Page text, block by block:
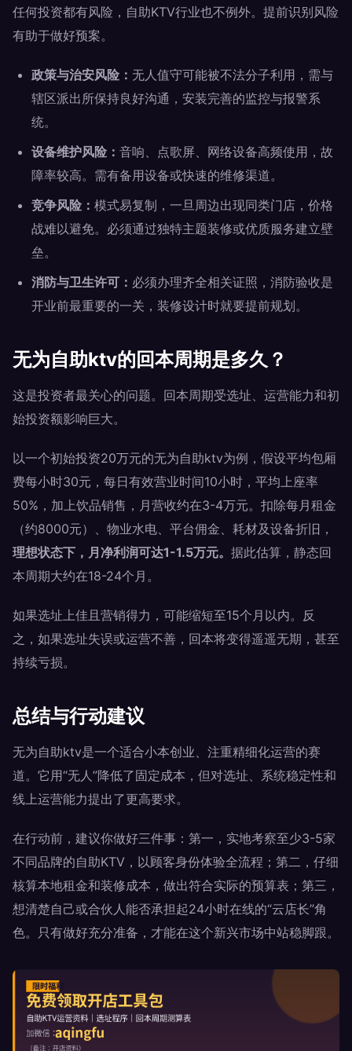
任何投资都有风险，自助KTV行业也不例外。提前识别风险
有助于做好预案。
政策与治安风险： 无人值守可能被不法分子利用，需与
辖区派出所保持良好沟通，安装完善的监控与报警系
统。
设备维护风险： 音响、点歌屏、网络设备高频使用，故
障率较高。需有备用设备或快速的维修渠道。
竞争风险： 模式易复制，一旦周边出现同类门店，价格
战难以避免。必须通过独特主题装修或优质服务建立壁
垒。
消防与卫生许可： 必须办理齐全相关证照，消防验收是
开业前最重要的一关，装修设计时就要提前规划。
无为自助ktv的回本周期是多久？
这是投资者最关心的问题。回本周期受选址、运营能力和初
始投资额影响巨大。
以一个初始投资20万元的无为自助ktv为例，假设平均包厢
费每小时30元，每日有效营业时间10小时，平均上座率
50%，加上饮品销售，月营收约在3-4万元。扣除每月租金
（约8000元）、物业水电、平台佣金、耗材及设备折旧，
理想状态下，月净利润可达1-1.5万元。 据此估算，静态回
本周期大约在18-24个月。
如果选址上佳且营销得力，可能缩短至15个月以内。反
之，如果选址失误或运营不善，回本将变得遥遥无期，甚至
持续亏损。
总结与行动建议
无为自助ktv是一个适合小本创业、注重精细化运营的赛
道。它用“无人”降低了固定成本，但对选址、系统稳定性和
线上运营能力提出了更高要求。
在行动前，建议你做好三件事：第一，实地考察至少3-5家
不同品牌的自助KTV，以顾客身份体验全流程；第二，仔细
核算本地租金和装修成本，做出符合实际的预算表；第三，
想清楚自己或合伙人能否承担起24小时在线的“云店长”角
色。只有做好充分准备，才能在这个新兴市场中站稳脚跟。